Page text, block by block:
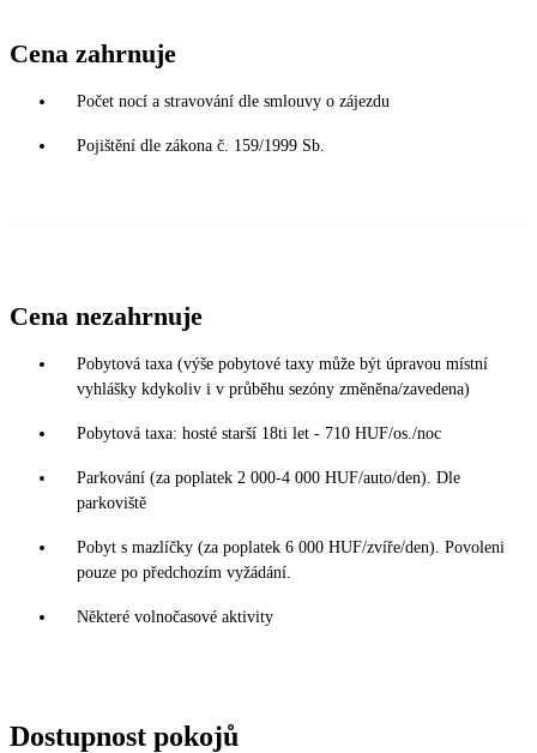
Cena zahrnuje
Počet nocí a stravování dle smlouvy o zájezdu
Pojištění dle zákona č. 159/1999 Sb.
Cena nezahrnuje
Pobytová taxa (výše pobytové taxy může být úpravou místní
vyhlášky kdykoliv i v průběhu sezóny změněna/zavedena)
Pobytová taxa: hosté starší 18ti let - 710 HUF/os./noc
Parkování (za poplatek 2 000-4 000 HUF/auto/den). Dle
parkoviště
Pobyt s mazlíčky (za poplatek 6 000 HUF/zvíře/den). Povoleni
pouze po předchozím vyžádání.
Některé volnočasové aktivity
Dostupnost pokojů